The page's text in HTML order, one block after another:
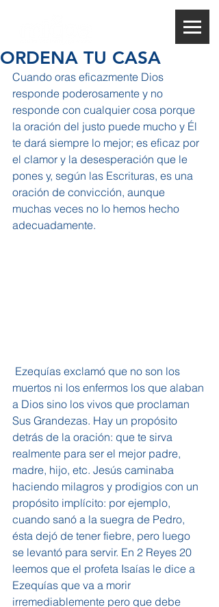
ORDENA TU CASA
Cuando oras eficazmente Dios
responde poderosamente y no
responde con cualquier cosa porque
la oración del justo puede mucho y Él
te dará siempre lo mejor; es eficaz por
el clamor y la desesperación que le
pones y, según las Escrituras, es una
oración de convicción, aunque
muchas veces no lo hemos hecho
adecuadamente.
muertos ni los enfermos los que alaban
a Dios sino los vivos que proclaman
Sus Grandezas. Hay un propósito
detrás de la oración: que te sirva
realmente para ser el mejor padre,
madre, hijo, etc. Jesús caminaba
haciendo milagros y prodigios con un
propósito implícito: por ejemplo,
cuando sanó a la suegra de Pedro,
ésta dejó de tener fiebre, pero luego
se levantó para servir. En 2 Reyes 20
leemos que el profeta Isaías le dice a
Ezequías que va a morir
irremediablemente pero que debe